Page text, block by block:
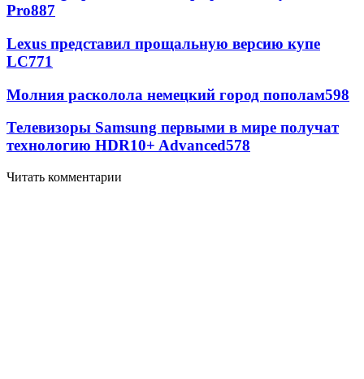
Pro887
Lexus представил прощальную версию купе
LC771
Молния расколола немецкий город пополам598
Телевизоры Samsung первыми в мире получат
технологию HDR10+ Advanced578
Читать комментарии